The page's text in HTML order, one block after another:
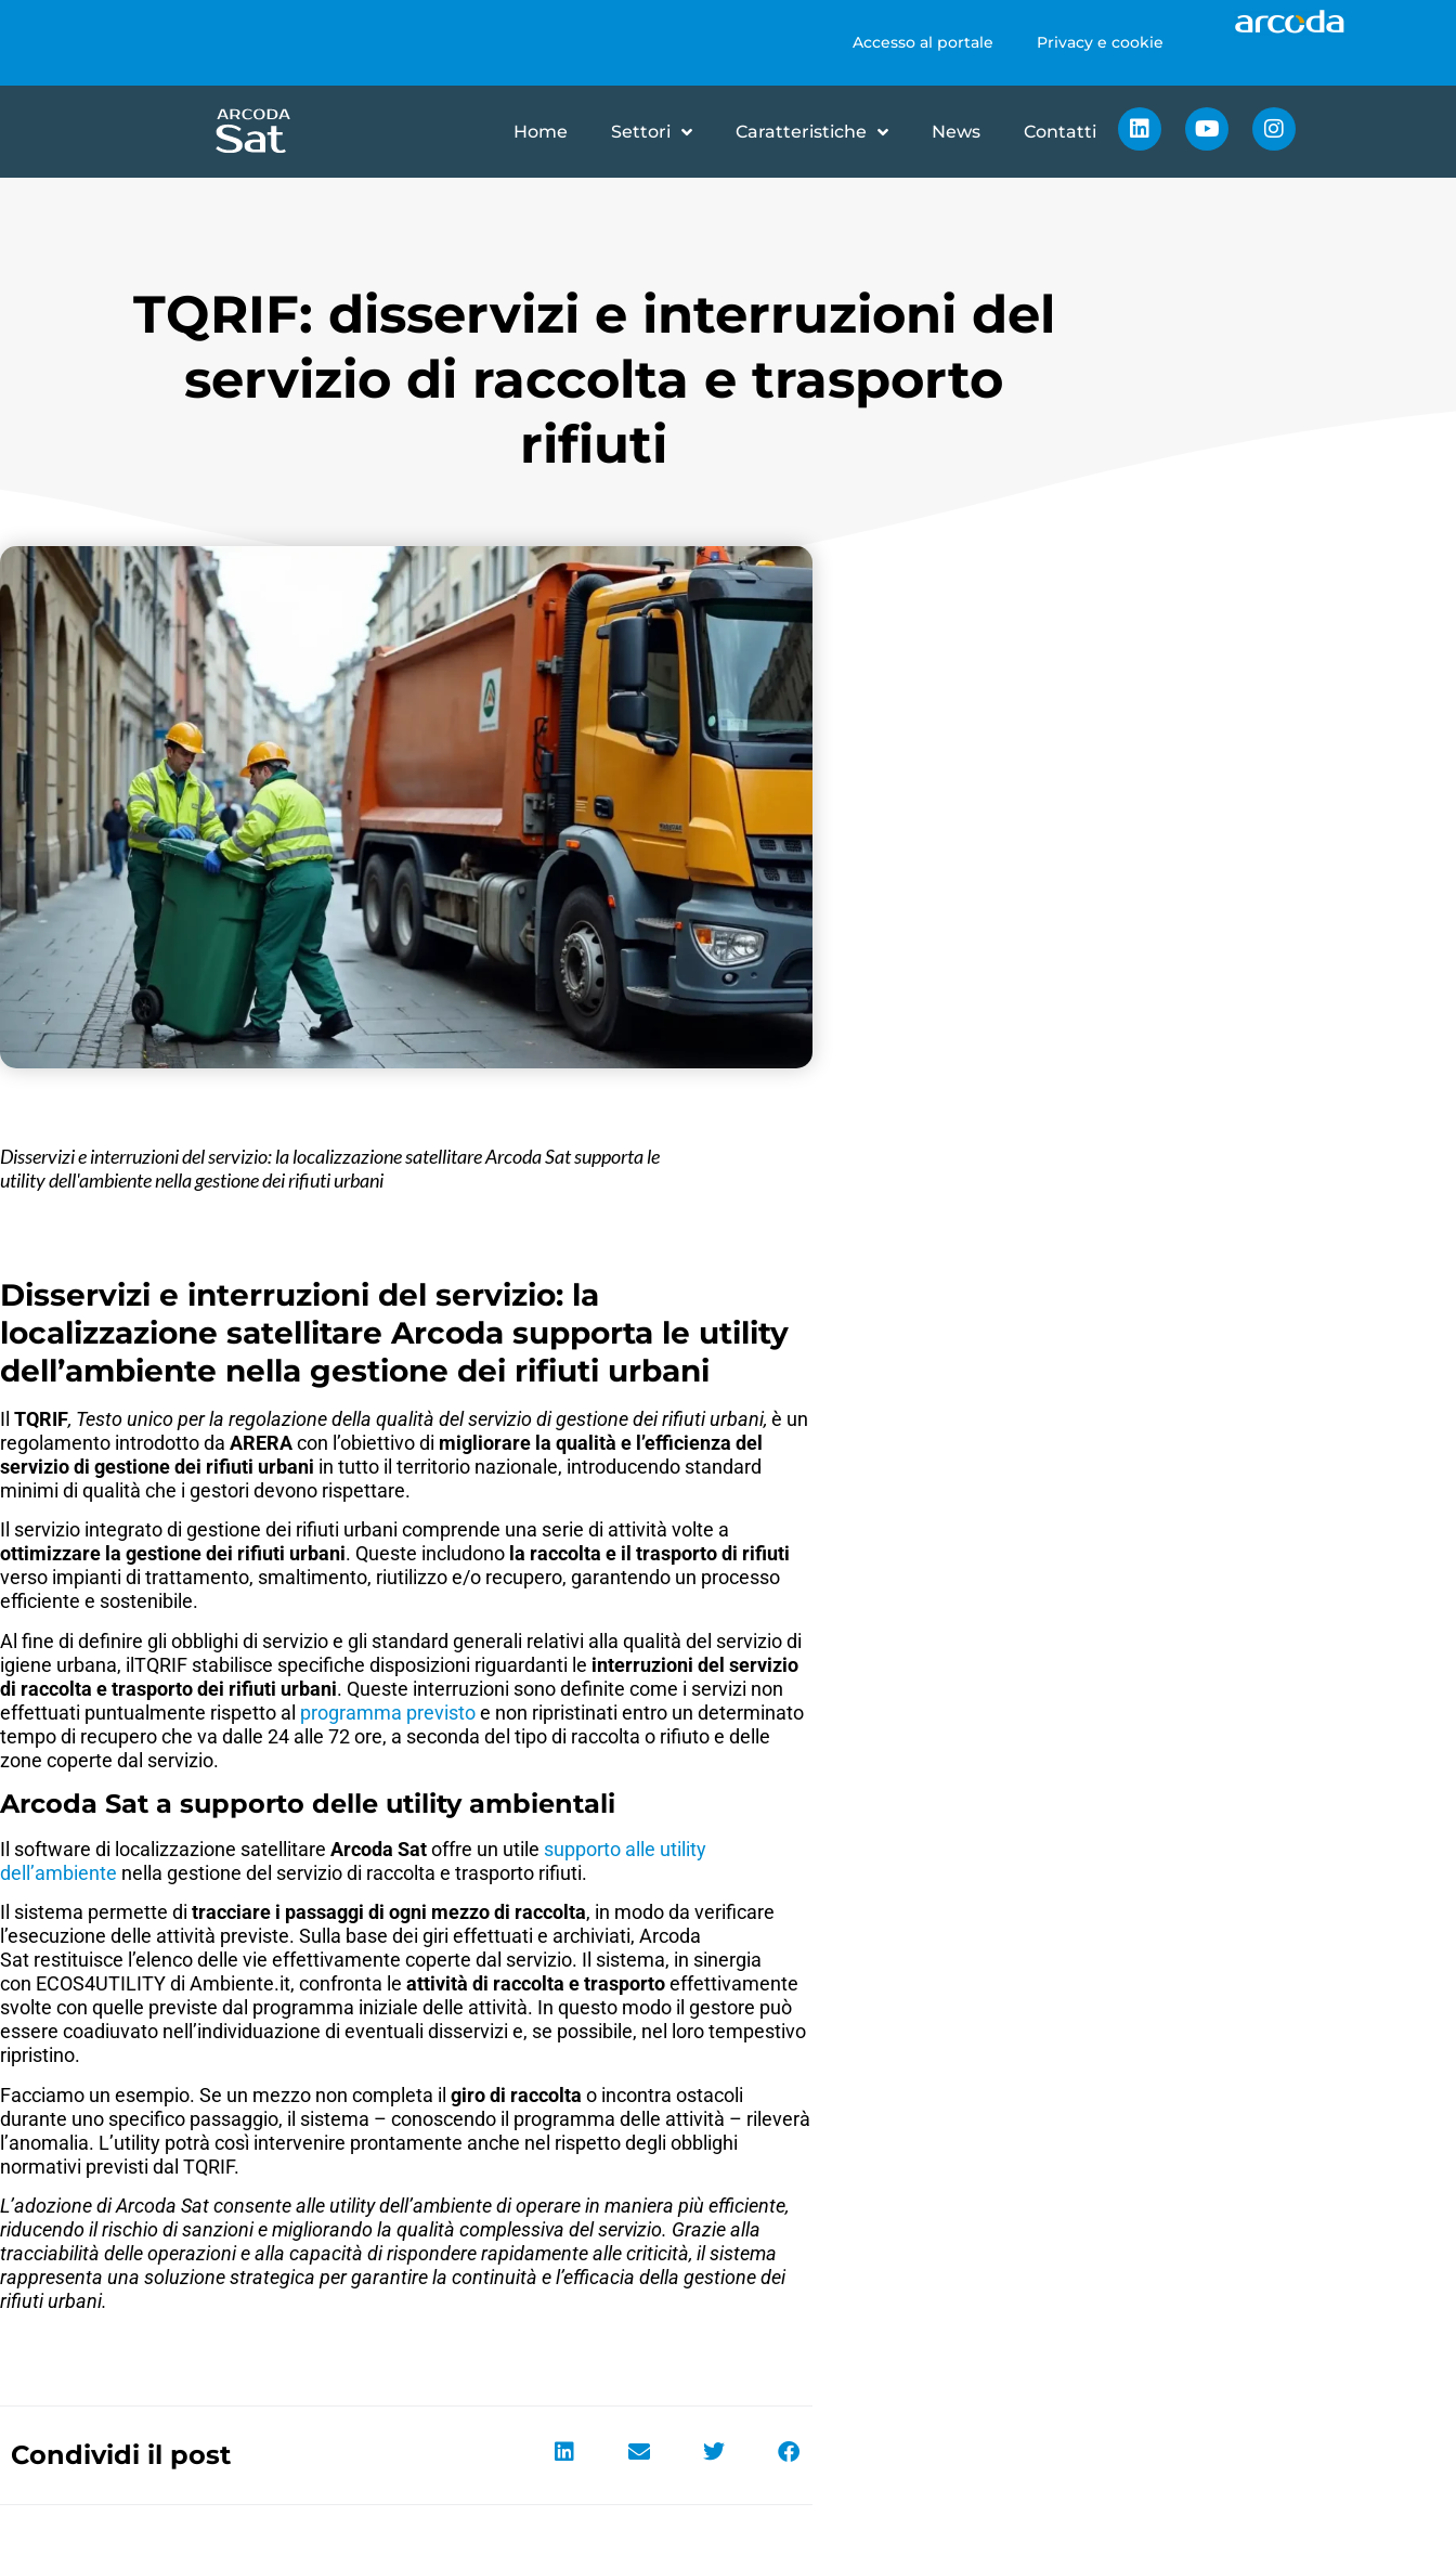
Accesso al portale Privacy e cookie
Home Settori Caratteristiche News Contatti
TQRIF: disservizi e interruzioni del
servizio di raccolta e trasporto
rifiuti
Disservizi e interruzioni del servizio: la localizzazione satellitare Arcoda Sat supporta le
utility dell'ambiente nella gestione dei rifiuti urbani
Disservizi e interruzioni del servizio: la
localizzazione satellitare Arcoda supporta le utility
dell’ambiente nella gestione dei rifiuti urbani
Il TQRIF, Testo unico per la regolazione della qualità del servizio di gestione dei rifiuti urbani, è un
regolamento introdotto da ARERAcon l’obiettivo di migliorare la qualità e l’efficienza del
servizio di gestione dei rifiuti urbani in tutto il territorio nazionale, introducendo standard
minimi di qualità che i gestori devono rispettare.
Il servizio integrato di gestione dei rifiuti urbani comprende una serie di attività volte a
ottimizzare la gestione dei rifiuti urbani. Queste includono la raccolta e il trasporto di rifiuti
verso impianti di trattamento, smaltimento, riutilizzo e/o recupero, garantendo un processo
efficiente e sostenibile.
Al fine di definire gli obblighi di servizio e gli standard generali relativi alla qualità del servizio di
igiene urbana, ilTQRIF stabilisce specifiche disposizioni riguardanti le interruzioni del servizio
di raccolta e trasporto dei rifiuti urbani. Queste interruzioni sono definite come i servizi non
effettuati puntualmente rispetto al programma previstoe non ripristinati entro un determinato
tempo di recupero che va dalle 24 alle 72 ore, a seconda del tipo di raccolta o rifiuto e delle
zone coperte dal servizio.
Arcoda Sat a supporto delle utility ambientali
Il software di localizzazione satellitare Arcoda Satoffre un utile supporto alle utility
dell’ambiente nella gestione del servizio di raccolta e trasporto rifiuti.
Il sistema permette di tracciare i passaggi di ogni mezzo di raccolta, in modo da verificare
l’esecuzione delle attività previste. Sulla base dei giri effettuati e archiviati, Arcoda
Sat restituisce l’elenco delle vie effettivamente coperte dal servizio. Il sistema, in sinergia
con ECOS4UTILITY di Ambiente.it, confronta le attività di raccolta e trasportoeffettivamente
svolte con quelle previste dal programma iniziale delle attività. In questo modo il gestore può
essere coadiuvato nell’individuazione di eventuali disservizi e, se possibile, nel loro tempestivo
ripristino. ​
Facciamo un esempio. Se un mezzo non completa il giro di raccolta o incontra ostacoli
durante uno specifico passaggio, il sistema – conoscendo il programma delle attività – rileverà
l’anomalia. L’utility potrà così intervenire prontamente anche nel rispetto degli obblighi
normativi previsti dal TQRIF.
L’adozione di Arcoda Sat consente alle utility dell’ambiente di operare in maniera più efficiente,
riducendo il rischio di sanzioni e migliorando la qualità complessiva del servizio. Grazie alla
tracciabilità delle operazioni e alla capacità di rispondere rapidamente alle criticità, il sistema
rappresenta una soluzione strategica per garantire la continuità e l’efficacia della gestione dei
rifiuti urbani.
Condividi il post